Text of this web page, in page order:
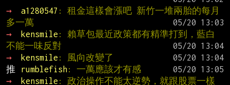
→
a1280547 : 租金這樣會漲吧 新竹一堆兩胎的每月
多一萬
→
kensmile : 賴草包最近政策都有精準打到，藍白
不能一味反對
→
kensmile : 風向改變了
推
rumblefish: 一萬應該才有感
→
kensmile : 政治操作不能太逆勢，就跟股票一樣